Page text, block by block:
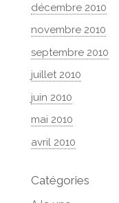
décembre 2010
novembre 2010
septembre 2010
juillet 2010
juin 2010
mai 2010
avril 2010
Catégories